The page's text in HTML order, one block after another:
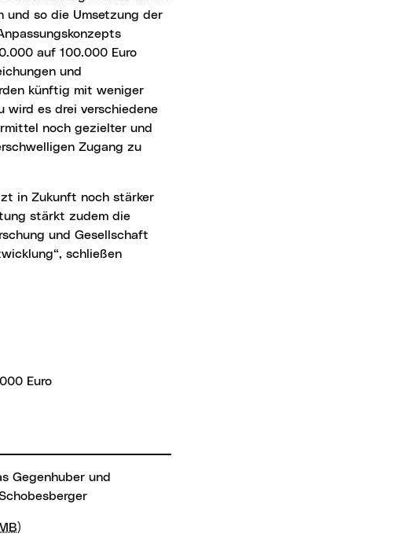
und so die Umsetzung der
auf 100.000 Euro
und
künftig mit weniger
wird es drei verschiedene
noch gezielter und
Zugang zu
stärkt zudem die
und Gesellschaft
schließen
Euro
)